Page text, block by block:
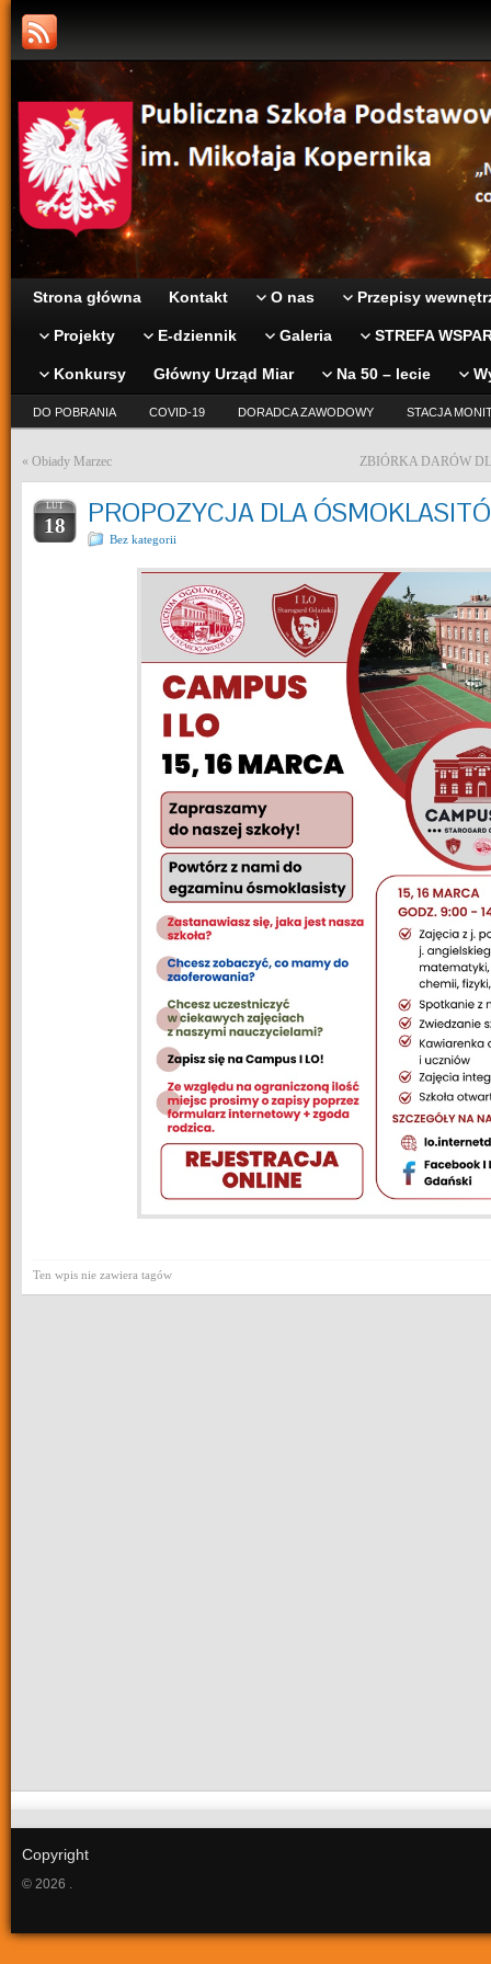
Strona główna Kontakt O nas Przepisy
Projekty E-dziennik Galeria STREFA
Konkursy Główny Urząd Miar Na 50 – lecie
DO POBRANIA COVID-19 DORADCA ZAWODOWY STACJA
« Obiady Marzec ZBIÓRKA DARÓW
LUT
18 PROPOZYCJA DLA
Bez kategorii
Ten wpis nie zawiera tagów
Copyright
© 2026 .